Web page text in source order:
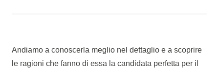
Andiamo a conoscerla meglio nel dettaglio e a scoprire
le ragioni che fanno di essa la candidata perfetta per il